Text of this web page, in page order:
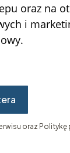
oraz na
i
oraz Politykę